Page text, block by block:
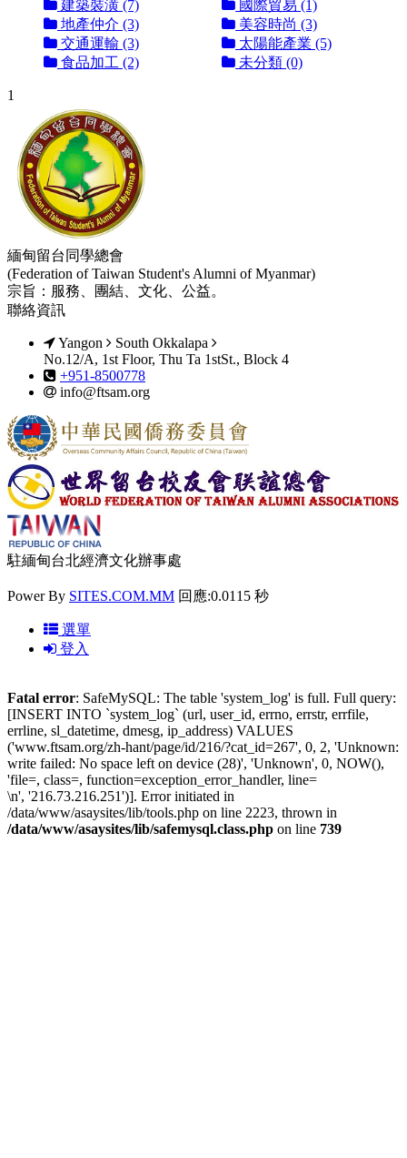
建築裝潢 (7)
國際貿易 (1)
地產仲介 (3)
美容時尚 (3)
交通運輸 (3)
太陽能產業 (5)
食品加工 (2)
未分類 (0)
1
緬甸留台同學總會
(Federation of Taiwan Student's Alumni of Myanmar)
宗旨：服務、團結、文化、公益。
聯絡資訊
Yangon
South Okkalapa
No.12/A, 1st Floor, Thu Ta 1stSt., Block 4
+951-8500778
info@ftsam.org
駐緬甸台北經濟文化辦事處
Power By SITES.COM.MM 回應:0.0115 秒
選單
登入
Fatal error: SafeMySQL: The table 'system_log' is full. Full query:
[INSERT INTO `system_log` (url, user_id, errno, errstr, errfile,
errline, sl_datetime, dmesg, ip_address) VALUES
('www.ftsam.org/zh-hant/page/id/216/?cat_id=267', 0, 2, 'Unknown:
write failed: No space left on device (28)', 'Unknown', 0, NOW(),
'file=, class=, function=exception_error_handler, line=
\n', '216.73.216.251')]. Error initiated in
/data/www/asaysites/lib/tools.php on line 2223, thrown in
/data/www/asaysites/lib/safemysql.class.php on line 739